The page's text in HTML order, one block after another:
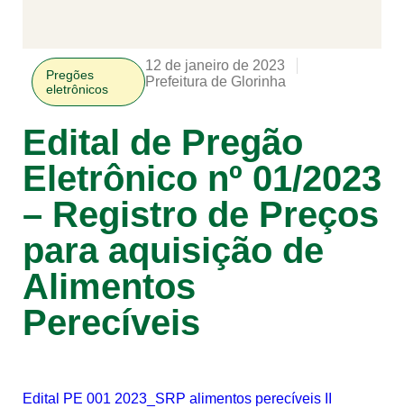
Pregões
eletrônicos
12 de janeiro de 2023
Prefeitura de Glorinha
Edital de Pregão
Eletrônico nº 01/2023
– Registro de Preços
para aquisição de
Alimentos
Perecíveis
Edital PE 001 2023_SRP alimentos perecíveis II